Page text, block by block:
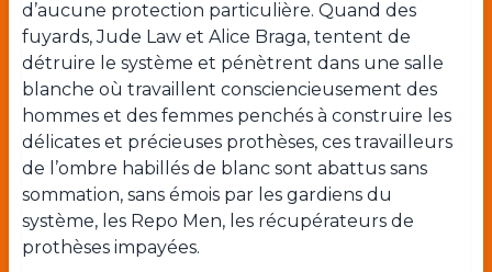
d’aucune protection particulière. Quand des
fuyards, Jude Law et Alice Braga, tentent de
détruire le système et pénètrent dans une salle
blanche où travaillent consciencieusement des
hommes et des femmes penchés à construire les
délicates et précieuses prothèses, ces travailleurs
de l’ombre habillés de blanc sont abattus sans
sommation, sans émois par les gardiens du
système, les Repo Men, les récupérateurs de
prothèses impayées.